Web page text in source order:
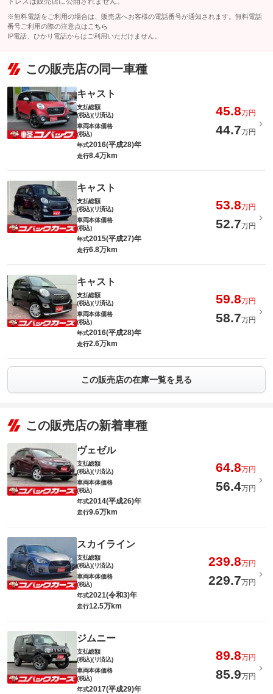
※無料電話をご利用の場合は、販売店へお客様の電話番号が通知されます。無料電話
番号ご利用の際の注意点は こちら
IP電話、ひかり電話からはご利用いただけません。
この販売店の同一車種
キャスト
支払総額
(税込)(リ済込)
45.8万円
車両本体価格
(税込)
44.7万円
年式2016(平成28)年
走行8.4万km
キャスト
支払総額
(税込)(リ済込)
53.8万円
車両本体価格
(税込)
52.7万円
年式2015(平成27)年
走行6.8万km
キャスト
支払総額
(税込)(リ済込)
59.8万円
車両本体価格
(税込)
58.7万円
年式2016(平成28)年
走行2.6万km
この販売店の在庫一覧を見る
この販売店の新着車種
ヴェゼル
支払総額
(税込)(リ済込)
64.8万円
車両本体価格
(税込)
56.4万円
年式2014(平成26)年
走行9.6万km
スカイライン
支払総額
(税込)(リ済込)
239.8万円
車両本体価格
(税込)
229.7万円
年式2021(令和3)年
走行12.5万km
ジムニー
支払総額
(税込)(リ済込)
89.8万円
車両本体価格
(税込)
85.9万円
年式2017(平成29)年